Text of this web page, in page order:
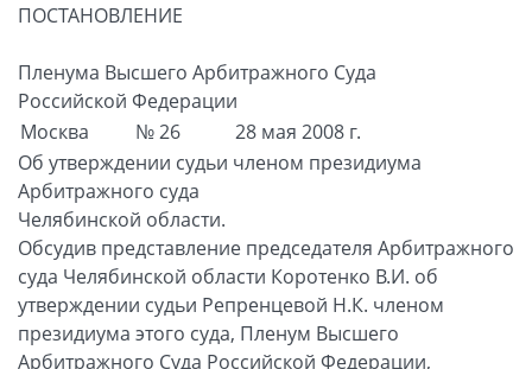
ПОСТАНОВЛЕНИЕ
Пленума Высшего Арбитражного Суда
Российской Федерации
Москва
№ 26
28 мая 2008 г.
Об утверждении судьи членом президиума
Арбитражного суда
Челябинской области.
Обсудив представление председателя Арбитражного
суда Челябинской области Коротенко В.И. об
утверждении судьи Репренцевой Н.К. членом
президиума этого суда, Пленум Высшего
Арбитражного Суда Российской Федерации,